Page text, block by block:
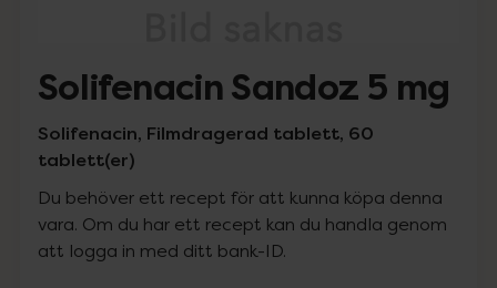
Solifenacin Sandoz 5 mg
Solifenacin, Filmdragerad tablett, 60
tablett(er)
Du behöver ett recept för att kunna köpa denna
vara. Om du har ett recept kan du handla genom
att logga in med ditt bank-ID.